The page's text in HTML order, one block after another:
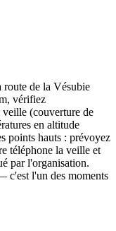
de la Vésubie
vérifiez
(couverture de
en altitude
points hauts : prévoyez
téléphone la veille et
par l'organisation.
c'est l'un des moments